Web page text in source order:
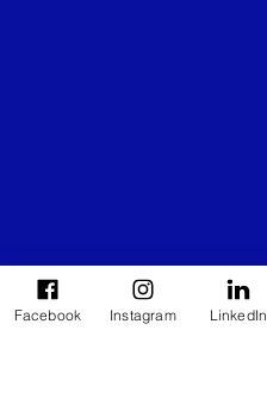
Facebook Instagram LinkedIn